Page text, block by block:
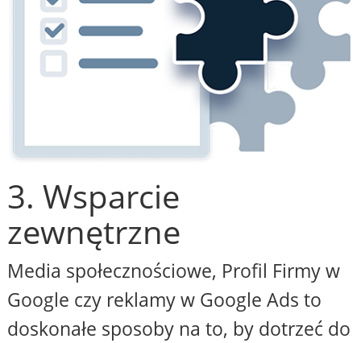
3. Wsparcie
zewnętrzne
Media społecznościowe, Profil Firmy w
Google czy reklamy w Google Ads to
doskonałe sposoby na to, by dotrzeć do